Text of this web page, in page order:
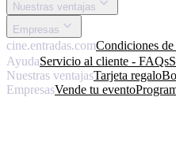
Nuestras ventajas
Empresas
cine.entradas.comCondiciones de
AyudaServicio al cliente - FAQs
Nuestras ventajasTarjeta regalo
EmpresasVende tu evento